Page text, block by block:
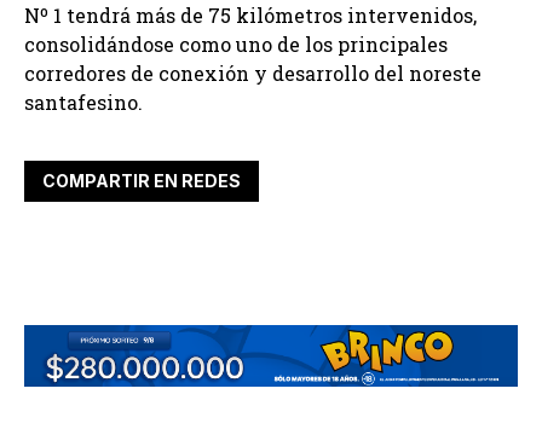
Nº 1 tendrá más de 75 kilómetros intervenidos,
consolidándose como uno de los principales
corredores de conexión y desarrollo del noreste
santafesino.
COMPARTIR EN REDES